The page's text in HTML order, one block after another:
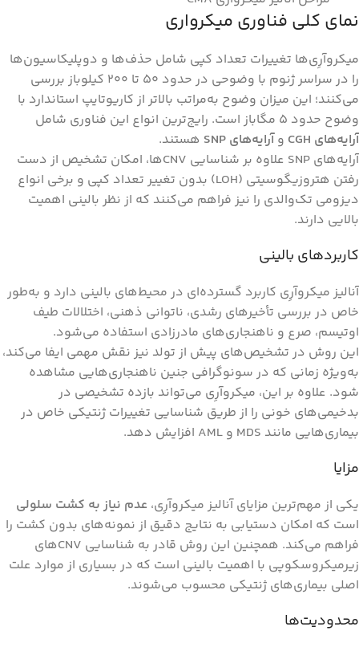
نمای کلی فناوری میکرواری
میکروآرِی‌ها تغییرات تعداد کپی شامل حذف‌ها و دوپلیکاسیون‌ها
را در سراسر ژنوم با وضوحی در حدود ۵۰ تا ۲۰۰ کیلوباز بررسی
می‌کنند؛ این میزان وضوح به‌مراتب بالاتر از کاریوتایپ استاندارد با
وضوح حدود ۵ مگاباز است. رایج‌ترین انواع این فناوری شامل
آرایه‌های CGH
وآرایه‌های SNP
هستند.
آرایه‌های SNP علاوه بر شناسایی CNVها، امکان تشخیص از دست
رفتن هتروزیگوسیتی (LOH) بدون تغییر تعداد کپی و برخی انواع
دیزومی تک‌والدی را نیز فراهم می‌کنند که از نظر بالینی اهمیت
بالایی دارند.
کاربردهای بالینی
آنالیز میکروآرِی کاربرد گسترده‌ای در محیط‌های بالینی دارد و به‌طور
خاص در بررسی تأخیرهای رشدی، ناتوانی ذهنی، اختلالات طیف
اوتیسم، صرع و ناهنجاری‌های مادرزادی استفاده می‌شود.
این روش در تشخیص‌های پیش از تولد نیز نقش مهمی ایفا می‌کند،
به‌ویژه زمانی که در سونوگرافی جنین ناهنجاری‌هایی مشاهده
شود. علاوه بر این، میکروآرِی می‌تواند بازده تشخیصی در
بدخیمی‌های خونی را از طریق شناسایی تغییرات ژنتیکی خاص در
بیماری‌هایی مانند MDS و AML افزایش دهد.
مزایا
یکی از مهم‌ترین مزایای آنالیز میکروآرِی، عدم نیاز به کشت سلولی
است که امکان دستیابی به نتایج دقیق از نمونه‌های بدون کشت را
فراهم می‌کند. همچنین این روش قادر به شناسایی CNVهای
زیرمیکروسکوپی با اهمیت بالینی است که در بسیاری از موارد علت
اصلی بیماری‌های ژنتیکی محسوب می‌شوند.
محدودیت‌ها